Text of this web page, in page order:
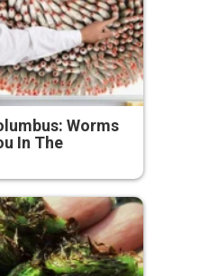
Worms
In The